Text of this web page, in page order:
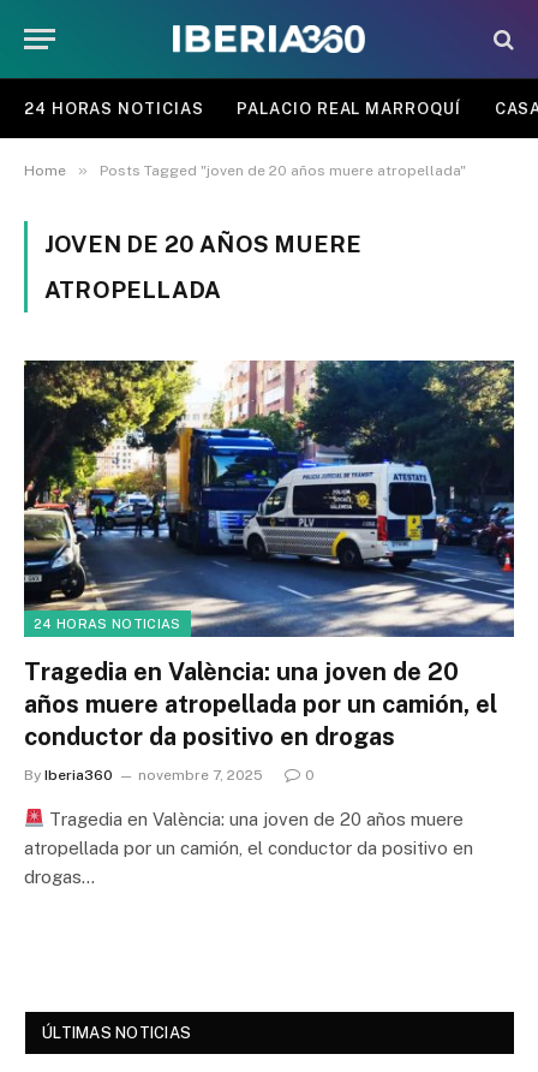
24 HORAS NOTICIAS PALACIO REAL MARROQUÍ
Home » Posts Tagged "joven de 20 años muere atropellada"
JOVEN DE 20 AÑOS MUERE
ATROPELLADA
24 HORAS NOTICIAS
Tragedia en València: una joven de 20
años muere atropellada por un camión, el
conductor da positivo en drogas
By Iberia360 novembre 7, 2025 0
Tragedia en València: una joven de 20 años muere
atropellada por un camión, el conductor da positivo en
drogas…
ÚLTIMAS NOTICIAS